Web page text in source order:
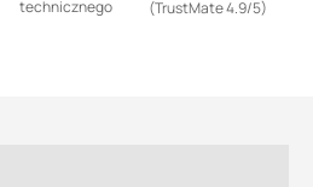
technicznego
(TrustMate 4.9/5)